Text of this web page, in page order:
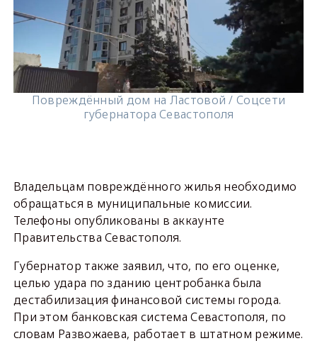
Повреждённый дом на Ластовой / Соцсети
губернатора Севастополя
Владельцам повреждённого жилья необходимо
обращаться в муниципальные комиссии.
Телефоны опубликованы в аккаунте
Правительства Севастополя.
Губернатор также заявил, что, по его оценке,
целью удара по зданию центробанка была
дестабилизация финансовой системы города.
При этом банковская система Севастополя, по
словам Развожаева, работает в штатном режиме.